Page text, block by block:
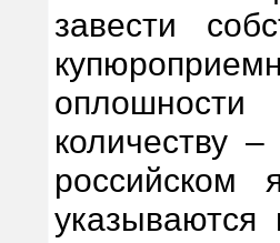
завести
количеству
российском